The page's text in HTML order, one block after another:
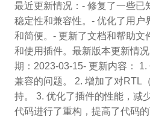
最近更新情况：- 修复了一些已
稳定性和兼容性。- 优化了用户
和简便。- 更新了文档和帮助文
和使用插件。最新版本更新情
期：2023-03-15- 更新内容：
兼容的问题。 2. 增加了对RTL
持。 3. 优化了插件的性能，减
代码进行了重构，提高了代码的